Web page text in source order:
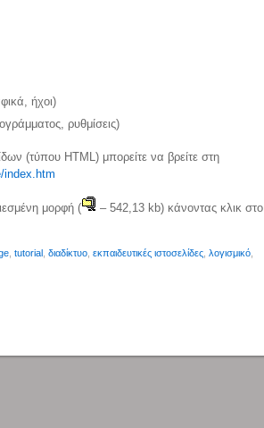
ήχοι)
ρυθμίσεις)
(τύπου HTML) μπορείτε να βρείτε στη
index.htm
μορφή (
– 542,13 kb) κάνοντας κλικ στο
tutorial διαδίκτυο εκπαιδευτικές ιστοσελίδες λογισμικό